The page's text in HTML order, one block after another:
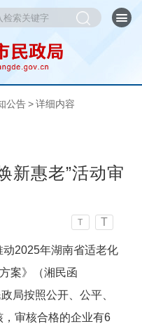
公告 > 详细内容
新惠老”活动审
T T
2025年湖南省适老化
案》（湘民函
局按照公开、公平、
审核合格的企业有6